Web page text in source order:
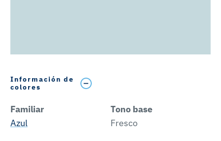
Información de
colores
Familiar
Azul
Tono base
Fresco